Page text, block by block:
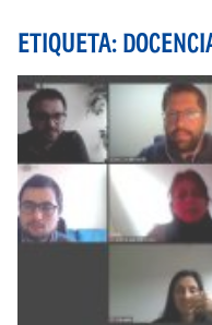
ETIQUETA: